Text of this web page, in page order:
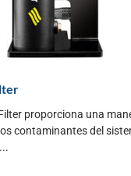
proporciona una
contaminantes del